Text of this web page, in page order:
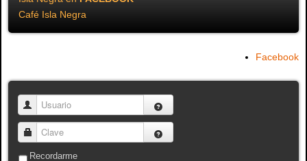
Café Isla Negra
Facebook
Usuario
Clave
Recordarme